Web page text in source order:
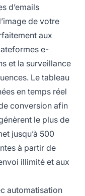
d’emails
de votre
aux
e-
et la surveillance
Le tableau
en temps réel
conversion afin
le plus de
jusqu’à 500
à partir de
illimité et aux
automatisation